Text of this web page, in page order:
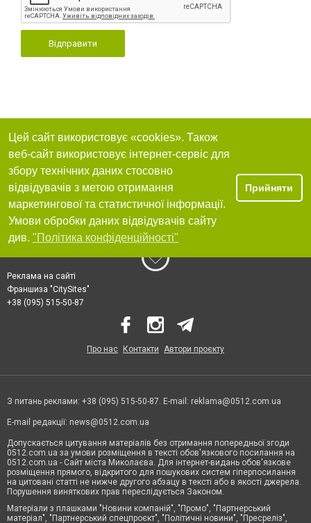
Відправити
Цей сайт використовує «cookies». Також
веб-сайт використовує інтернет-сервіс для
збору технічних даних стосовно
відвідувачів з метою отримання
маркетингової та статистичної інформації.
Умови обробки даних відвідувачів сайту
див. "Політика конфіденційності"
Прийняти
Реклама на сайті
Франшиза "CitySites"
+38 (095) 515-50-87
Про нас Контакти Автори проєкту
З питань реклами: +38 (095) 515-50-87. E-mail: reklama@0512.com.ua
E-mail редакції: news@0512.com.ua
Допускається цитування матеріалів без отримання попередньої згоди
0512.com.ua за умови розміщення в тексті обов'язкового посилання на
0512.com.ua - Сайт міста Миколаєва. Для інтернет-видань обов'язкове
розміщення прямого, відкритого для пошукових систем гіперпосилання
на цитовані статті не нижче другого абзацу в тексті або в якості джерела.
Порушення виняткових прав переслідується Законом.
Матеріали з плашками "Новини компаній", "Промо", "Партнерський
матеріал", "Партнерський спецпроєкт", "Політичні новини", "Пресреліз",